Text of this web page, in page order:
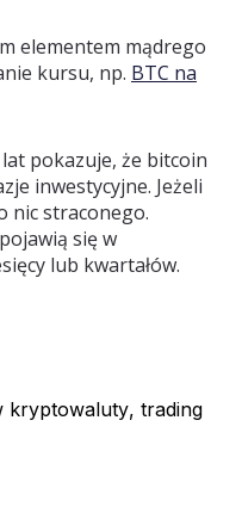
elementem mądrego
kursu, np. BTC na
pokazuje, że bitcoin
inwestycyjne. Jeżeli
nic straconego.
się w
lub kwartałów.
kryptowaluty, trading